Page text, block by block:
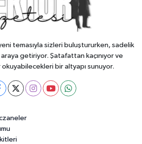
temasıyla sizleri buluştururken, sadelik
getiriyor. Şatafattan kaçınıyor ve
bir altyapı sunuyor.